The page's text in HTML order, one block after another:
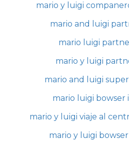
mario y luigi
mario and luigi
mario luigi
mario y luigi
mario and luigi
mario luigi bowser
mario y luigi viaje al
mario y luigi